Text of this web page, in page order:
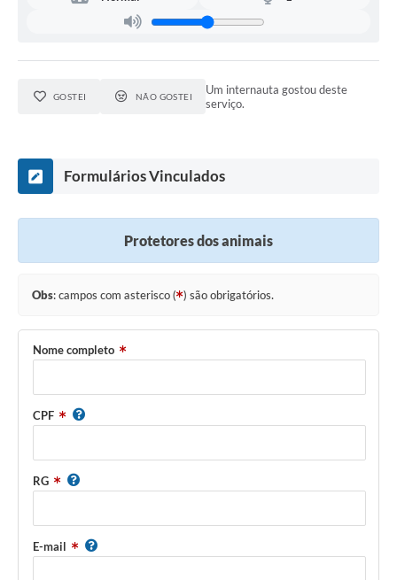
GOSTEI NÃO GOSTEI
Um internauta gostou deste
serviço.
Formulários Vinculados
Protetores dos animais
Obs: campos com asterisco ( ) são obrigatórios.
Nome completo
CPF
RG
E-mail